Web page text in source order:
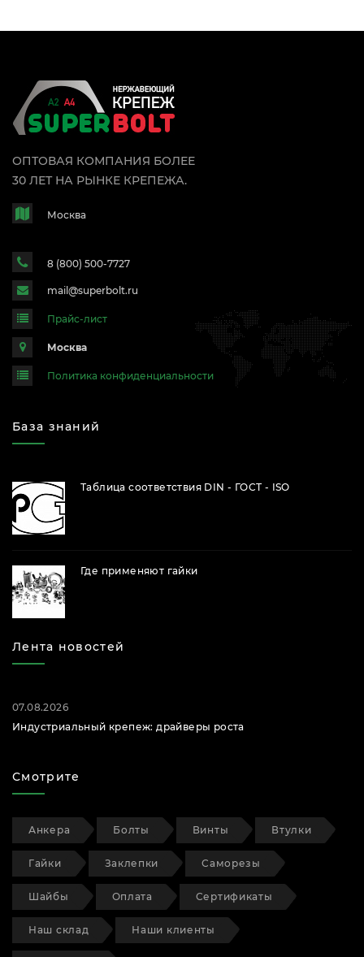
ОПТОВАЯ КОМПАНИЯ БОЛЕЕ
30 ЛЕТ НА РЫНКЕ КРЕПЕЖА.
Москва
8 (800) 500-7727
mail@superbolt.ru
Прайс-лист
Москва
Политика конфиденциальности
База знаний
Таблица соответствия DIN - ГОСТ - ISO
Где применяют гайки
Лента новостей
07.08.2026
Индустриальный крепеж: драйверы роста
Смотрите
Анкера Болты Винты Втулки
Гайки Заклепки Саморезы
Шайбы Оплата Сертификаты
Наш склад Наши клиенты